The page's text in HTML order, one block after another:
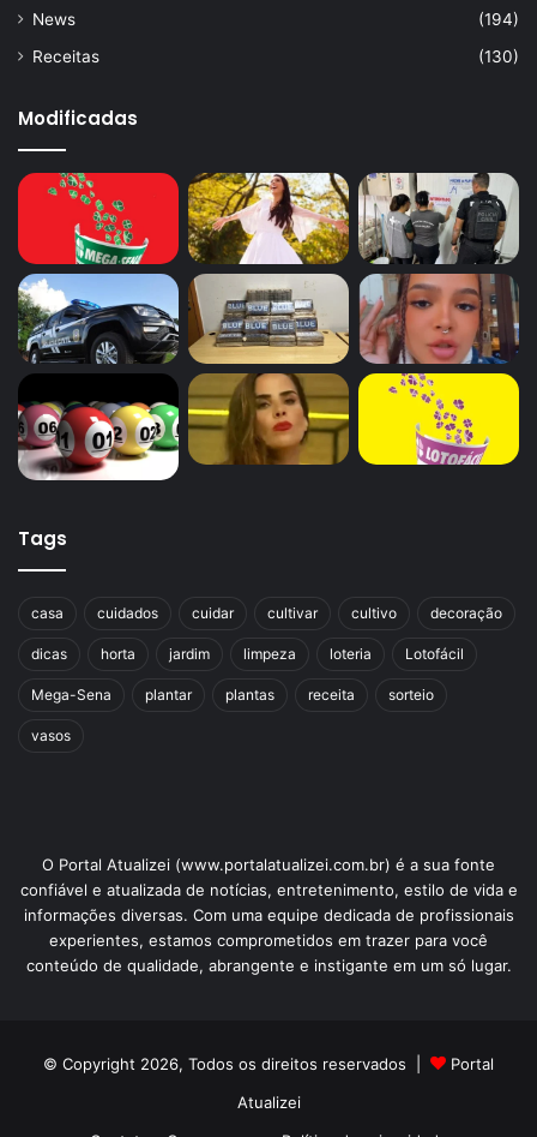
News
(194)
Receitas
(130)
Modificadas
Tags
casa cuidados cuidar cultivar cultivo decoração
dicas horta jardim limpeza loteria Lotofácil
Mega-Sena plantar plantas receita sorteio
vasos
O Portal Atualizei (www.portalatualizei.com.br) é a sua fonte
confiável e atualizada de notícias, entretenimento, estilo de vida e
informações diversas. Com uma equipe dedicada de profissionais
experientes, estamos comprometidos em trazer para você
conteúdo de qualidade, abrangente e instigante em um só lugar.
© Copyright 2026, Todos os direitos reservados |
Portal
Atualizei